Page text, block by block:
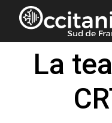
Panneau de gestion
La